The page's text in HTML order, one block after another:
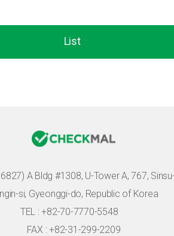
List
A Bldg #1308, U-Tower A, 767,
si, Gyeonggi-do, Republic of Korea
TEL : +82-70-7770-5548
FAX : +82-31-299-2209